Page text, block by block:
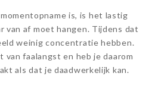
is, is het lastig
van af moet hangen. Tijdens dat
weinig concentratie hebben.
van faalangst en heb je daarom
als dat je daadwerkelijk kan.